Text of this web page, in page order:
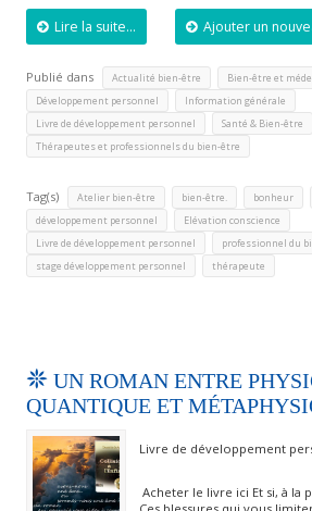
Lire la suite... Ajouter un
Publié dans Actualité bien-être Bien-être et
Développement personnel Information générale
Livre de développement personnel Santé & Bien-être
Thérapeutes et professionnels du bien-être
Tag(s) Atelier bien-être bien-être. bonheur
développement personnel Elévation conscience
Livre de développement personnel professionnel du
stage développement personnel thérapeute
UN ROMAN ENTRE
QUANTIQUE ET
Livre de développement
Acheter le livre ici Et si, à la